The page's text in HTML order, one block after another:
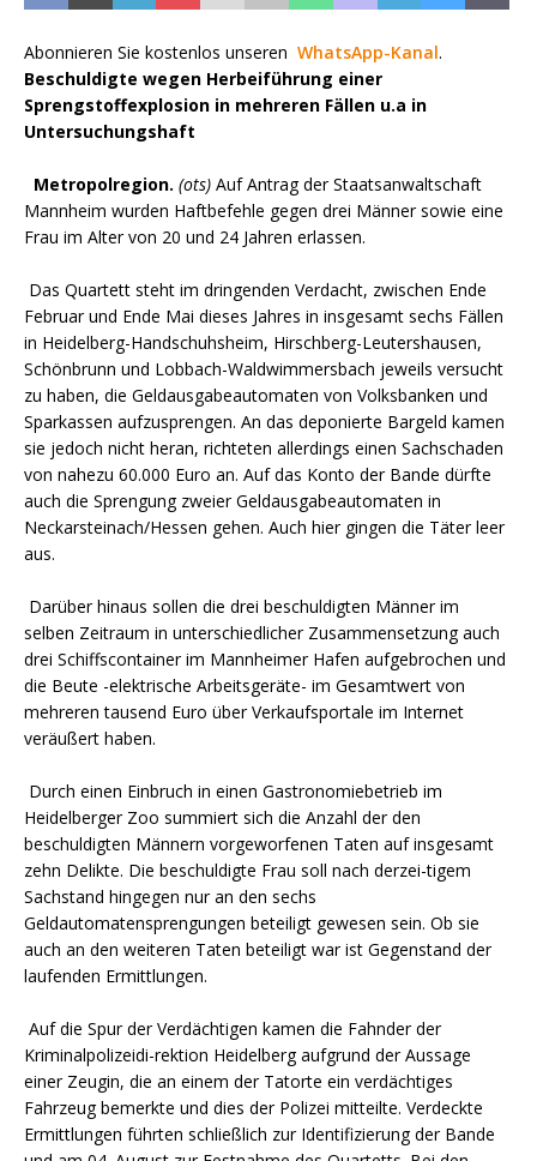
Abonnieren Sie kostenlos unseren WhatsApp-Kanal.
Beschuldigte wegen Herbeiführung einer
Sprengstoffexplosion in mehreren Fällen u.a in
Untersuchungshaft
Metropolregion. (ots) Auf Antrag der Staatsanwaltschaft
Mannheim wurden Haftbefehle gegen drei Männer sowie eine
Frau im Alter von 20 und 24 Jahren erlassen.
Das Quartett steht im dringenden Verdacht, zwischen Ende
Februar und Ende Mai dieses Jahres in insgesamt sechs Fällen
in Heidelberg-Handschuhsheim, Hirschberg-Leutershausen,
Schönbrunn und Lobbach-Waldwimmersbach jeweils versucht
zu haben, die Geldausgabeautomaten von Volksbanken und
Sparkassen aufzusprengen. An das deponierte Bargeld kamen
sie jedoch nicht heran, richteten allerdings einen Sachschaden
von nahezu 60.000 Euro an. Auf das Konto der Bande dürfte
auch die Sprengung zweier Geldausgabeautomaten in
Neckarsteinach/Hessen gehen. Auch hier gingen die Täter leer
aus.
Darüber hinaus sollen die drei beschuldigten Männer im
selben Zeitraum in unterschiedlicher Zusammensetzung auch
drei Schiffscontainer im Mannheimer Hafen aufgebrochen und
die Beute -elektrische Arbeitsgeräte- im Gesamtwert von
mehreren tausend Euro über Verkaufsportale im Internet
veräußert haben.
Durch einen Einbruch in einen Gastronomiebetrieb im
Heidelberger Zoo summiert sich die Anzahl der den
beschuldigten Männern vorgeworfenen Taten auf insgesamt
zehn Delikte. Die beschuldigte Frau soll nach derzei-tigem
Sachstand hingegen nur an den sechs
Geldautomatensprengungen beteiligt gewesen sein. Ob sie
auch an den weiteren Taten beteiligt war ist Gegenstand der
laufenden Ermittlungen.
Auf die Spur der Verdächtigen kamen die Fahnder der
Kriminalpolizeidi-rektion Heidelberg aufgrund der Aussage
einer Zeugin, die an einem der Tatorte ein verdächtiges
Fahrzeug bemerkte und dies der Polizei mitteilte. Verdeckte
Ermittlungen führten schließlich zur Identifizierung der Bande